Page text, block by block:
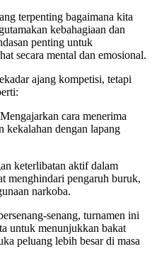
terpenting bagaimana kita
kebahagiaan dan
penting untuk
secara mental dan emosional.
ajang kompetisi, tetapi
cara menerima
kekalahan dengan lapang
keterlibatan aktif dalam
menghindari pengaruh buruk,
narkoba.
senang, turnamen ini
untuk menunjukkan bakat
peluang lebih besar di masa